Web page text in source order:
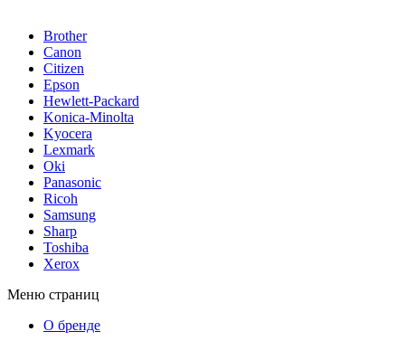
Brother
Canon
Citizen
Epson
Hewlett-Packard
Konica-Minolta
Kyocera
Lexmark
Oki
Panasonic
Ricoh
Samsung
Sharp
Toshiba
Xerox
Меню страниц
О бренде